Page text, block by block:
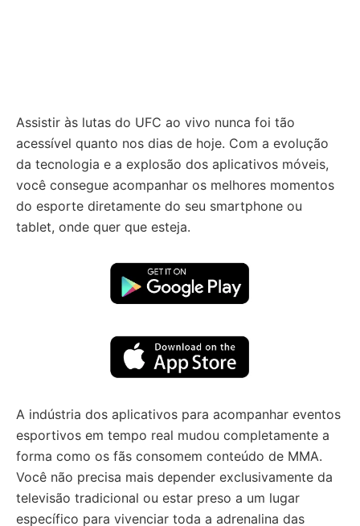
Assistir às lutas do UFC ao vivo nunca foi tão
acessível quanto nos dias de hoje. Com a evolução
da tecnologia e a explosão dos aplicativos móveis,
você consegue acompanhar os melhores momentos
do esporte diretamente do seu smartphone ou
tablet, onde quer que esteja.
A indústria dos aplicativos para acompanhar eventos
esportivos em tempo real mudou completamente a
forma como os fãs consomem conteúdo de MMA.
Você não precisa mais depender exclusivamente da
televisão tradicional ou estar preso a um lugar
específico para vivenciar toda a adrenalina das